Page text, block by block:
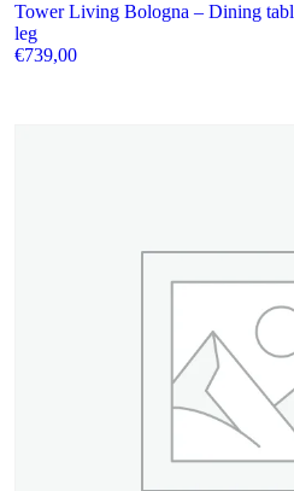
Tower Living Bologna – Dining
leg
€739,00